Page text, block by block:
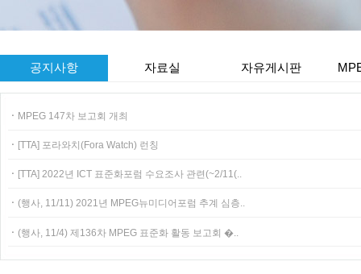
공지사항 자료실 자유게시판
ㆍ MPEG 147차 보고회 개최
ㆍ [TTA] 포라와치(Fora Watch) 런칭
ㆍ [TTA] 2022년 ICT 표준화포럼 수요조사 관련(~2/11(..
ㆍ (행사, 11/11) 2021년 MPEG뉴미디어포럼 추계 심층..
ㆍ (행사, 11/4) 제136차 MPEG 표준화 활동 보고회 �..